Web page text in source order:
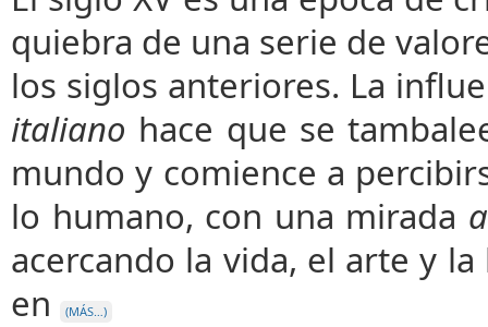
quiebra de una serie de
los siglos anteriores. La
italiano hace que se
mundo y comience a
lo humano, con una mirada
acercando la vida, el arte y
en
(MÁS…)